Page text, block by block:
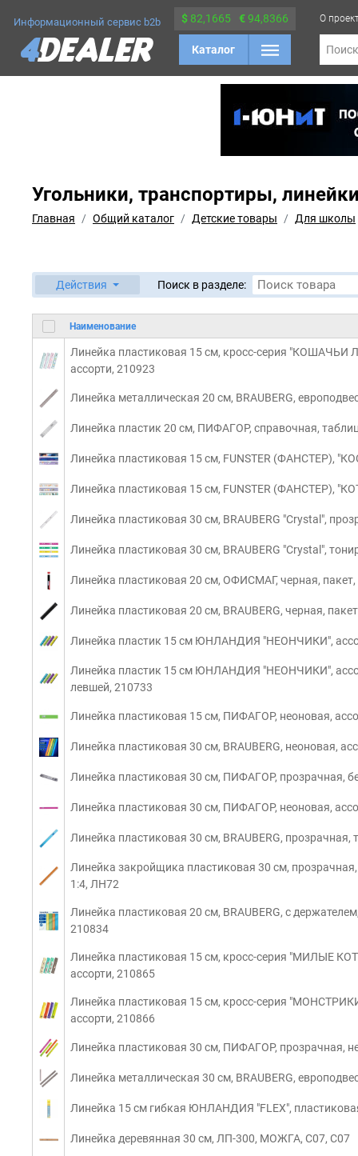
Информационный сервис b2b $ 82,1665 €94,8366
Каталог
О
Поиск
Угольники, транспортиры,
Главная Общий каталог Детские товары Для школы
Действия Поиск в разделе:
Наименование
Линейка пластиковая 15 см, кросс-серия "КОШАЧЬИ
ассорти, 210923
Линейка металлическая 20 см, BRAUBERG,
Линейка пластик 20 см, ПИФАГОР, справочная,
Линейка пластиковая 15 см, FUNSTER (ФАНСТЕР),
Линейка пластиковая 15 см, FUNSTER (ФАНСТЕР),
Линейка пластиковая 30 см, BRAUBERG "Crystal",
Линейка пластиковая 30 см, BRAUBERG "Crystal",
Линейка пластиковая 20 см, ОФИСМАГ, черная,
Линейка пластиковая 20 см, BRAUBERG, черная,
Линейка пластик 15 см ЮНЛАНДИЯ "НЕОНЧИКИ",
Линейка пластик 15 см ЮНЛАНДИЯ "НЕОНЧИКИ",
левшей, 210733
Линейка пластиковая 15 см, ПИФАГОР, неоновая,
Линейка пластиковая 30 см, BRAUBERG, неоновая,
Линейка пластиковая 30 см, ПИФАГОР, прозрачная,
Линейка пластиковая 30 см, ПИФАГОР, неоновая,
Линейка пластиковая 30 см, BRAUBERG, прозрачная,
Линейка закройщика пластиковая 30 см,
1:4, ЛН72
Линейка пластиковая 20 см, BRAUBERG, с
210834
Линейка пластиковая 15 см, кросс-серия "МИЛЫЕ
ассорти, 210865
Линейка пластиковая 15 см, кросс-серия
ассорти, 210866
Линейка пластиковая 30 см, ПИФАГОР, прозрачная,
Линейка металлическая 30 см, BRAUBERG,
Линейка 15 см гибкая ЮНЛАНДИЯ "FLEX",
Линейка деревянная 30 см, ЛП-300, МОЖГА, С07, C07